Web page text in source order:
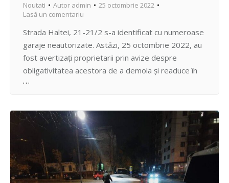
Noutati Autor admin
25 octombrie 2022
Lasă un comentariu
Strada Haltei, 21-21/2 s-a identificat cu numeroase
garaje neautorizate. Astăzi, 25 octombrie 2022, au
fost avertizați proprietarii prin avize despre
obligativitatea acestora de a demola și readuce în
stare inițială terenul municipal pe care au
de 15.11.2022. În caz contrar, garajele invocate vor
fi demontate și evacuate forțat din…